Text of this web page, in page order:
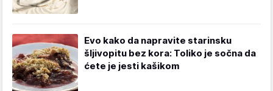
Evo kako da napravite starinsku
šljivopitu bez kora: Toliko je sočna da
ćete je jesti kašikom